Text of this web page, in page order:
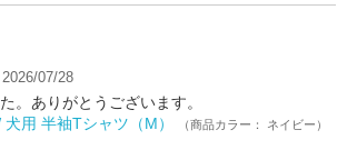
07/28
。ありがとうございます。
犬用 半袖Tシャツ（M） （商品カラー： ネイビー）